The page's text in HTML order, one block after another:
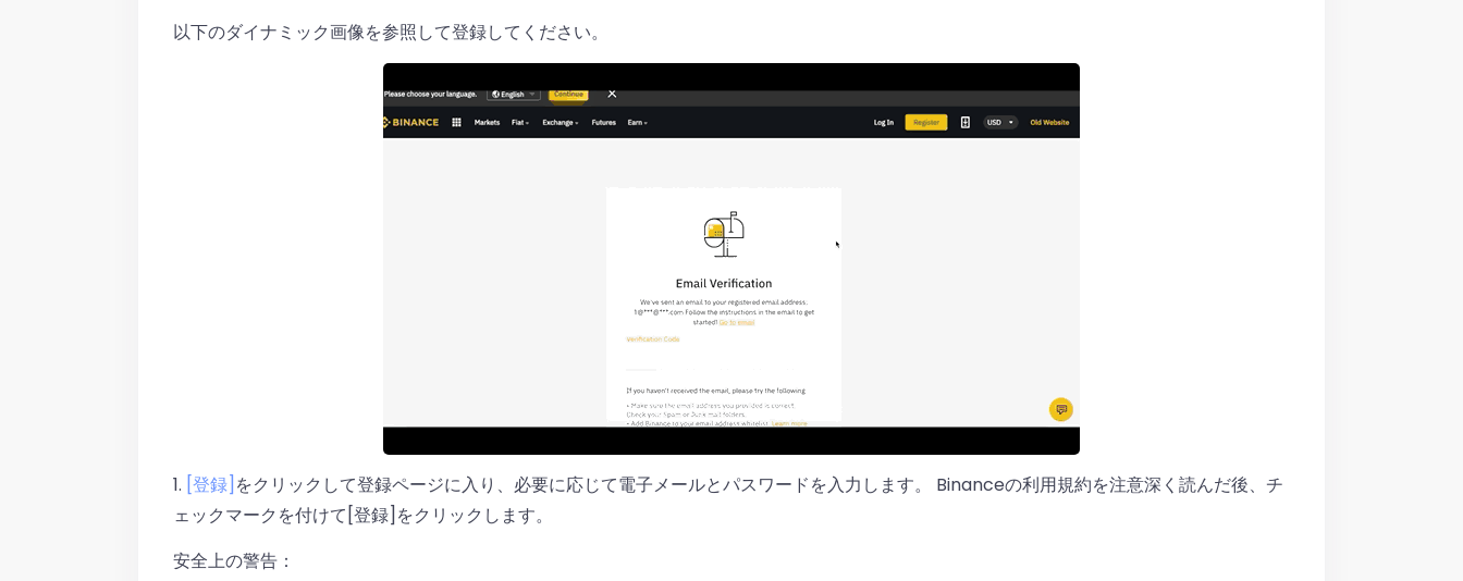
以下のダイナミック画像を参照して登録してください。
1. [登録] をクリックして登録ページに入り、必要に応じて電子メールとパスワードを入力します。 Binanceの利用規約を注意深く読んだ後、チ
ェックマークを付けて[登録]をクリックします。
安全上の警告：